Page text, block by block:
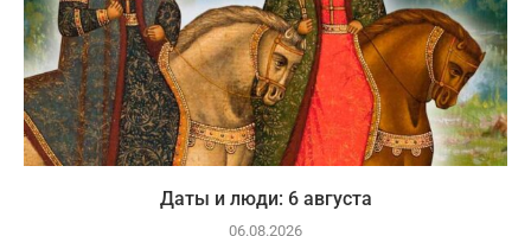
Даты и люди: 6 августа
06.08.2026